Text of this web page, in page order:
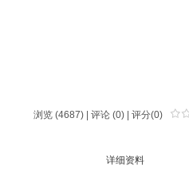
浏览 (4687) | 评论 (0) | 评分(0)
详细资料